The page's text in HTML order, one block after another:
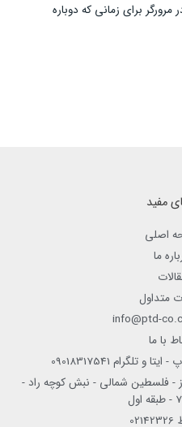
برای زمانی که دوباره
مفید
اصلی
ما
متداول
با ما
09018317541
- فلسطین شمالی - نبش کوچه راد -